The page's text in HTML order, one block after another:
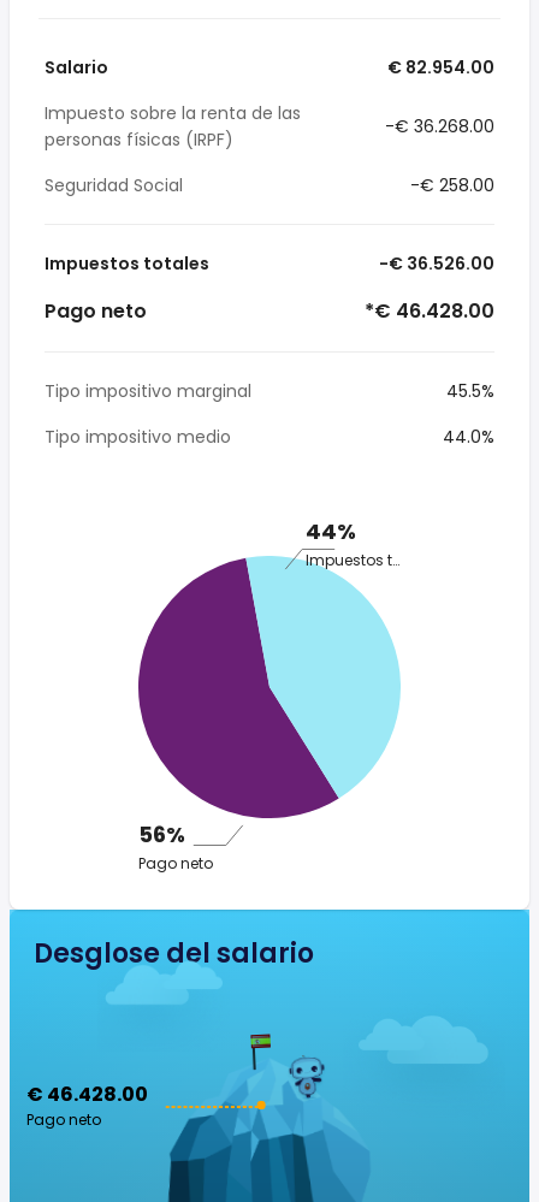
Salario
€ 82.954.00
Impuesto sobre la renta de las
personas físicas (IRPF)
-€ 36.268.00
Seguridad Social -€ 258.00
Impuestos totales -€ 36.526.00
Pago neto *€ 46.428.00
Tipo impositivo marginal
45.5%
Tipo impositivo medio
44.0%
44%
Impuestos totales
56%
Pago neto
Desglose del salario
€ 46.428.00
Pago neto